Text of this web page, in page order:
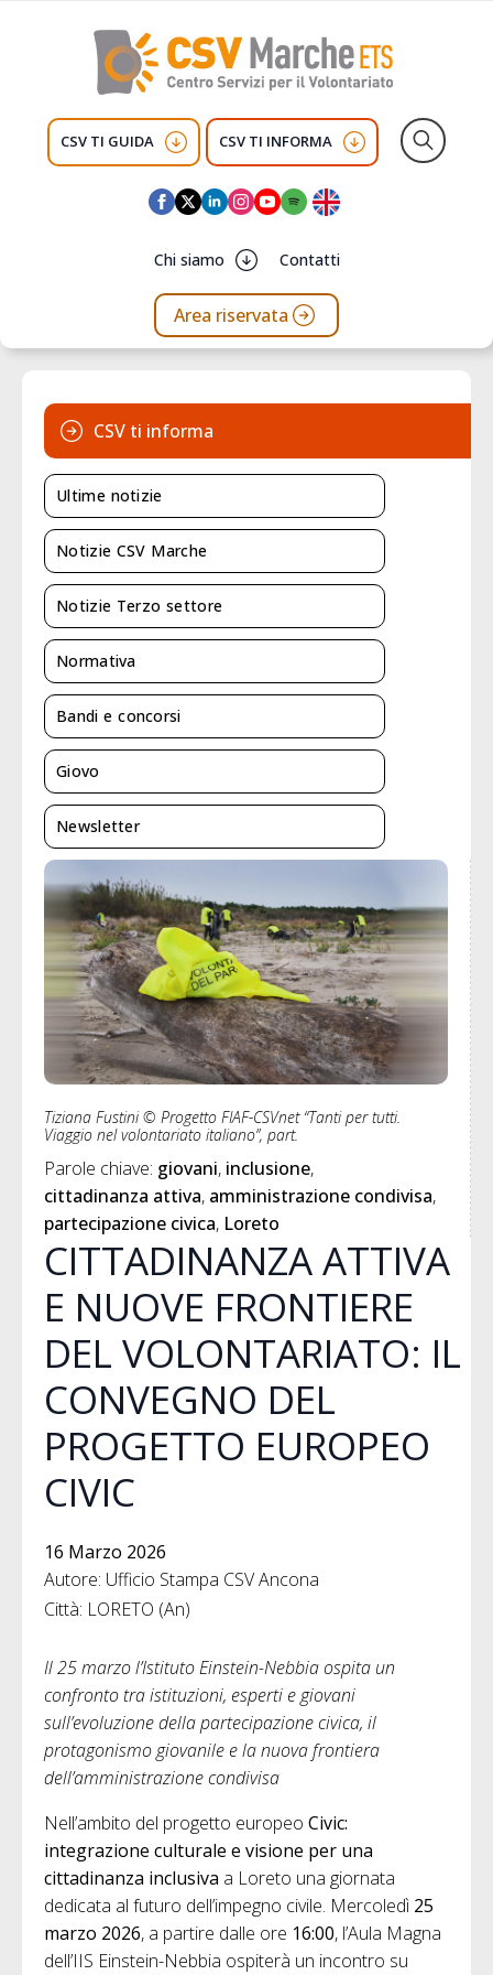
CSV TI GUIDA CSV TI INFORMA
Chi siamo Contatti
Area riservata
Tiziana Fustini © Progetto FIAF-CSVnet “Tanti per tutti.
Viaggio nel volontariato italiano”, part.
Parole chiave: giovani inclusione
cittadinanza attiva amministrazione condivisa
partecipazione civica Loreto
CITTADINANZA ATTIVA
E NUOVE FRONTIERE
DEL VOLONTARIATO: IL
CONVEGNO DEL
PROGETTO EUROPEO
CIVIC
16 Marzo 2026
Autore: Ufficio Stampa CSV Ancona
Città: LORETO (An)
Il 25 marzo l’Istituto Einstein-Nebbia ospita un
confronto tra istituzioni, esperti e giovani
sull’evoluzione della partecipazione civica, il
protagonismo giovanile e la nuova frontiera
dell’amministrazione condivisa
Nell’ambito del progetto europeo Civic:
integrazione culturale e visione per una
cittadinanza inclusiva a Loreto una giornata
dedicata al futuro dell’impegno civile. Mercoledì 25
marzo 2026, a partire dalle ore 16:00, l’Aula Magna
dell’IIS Einstein-Nebbia ospiterà un incontro su
CSV ti informa
Ultime notizie
Notizie CSV Marche
Notizie Terzo settore
Normativa
Bandi e concorsi
Giovo
Newsletter